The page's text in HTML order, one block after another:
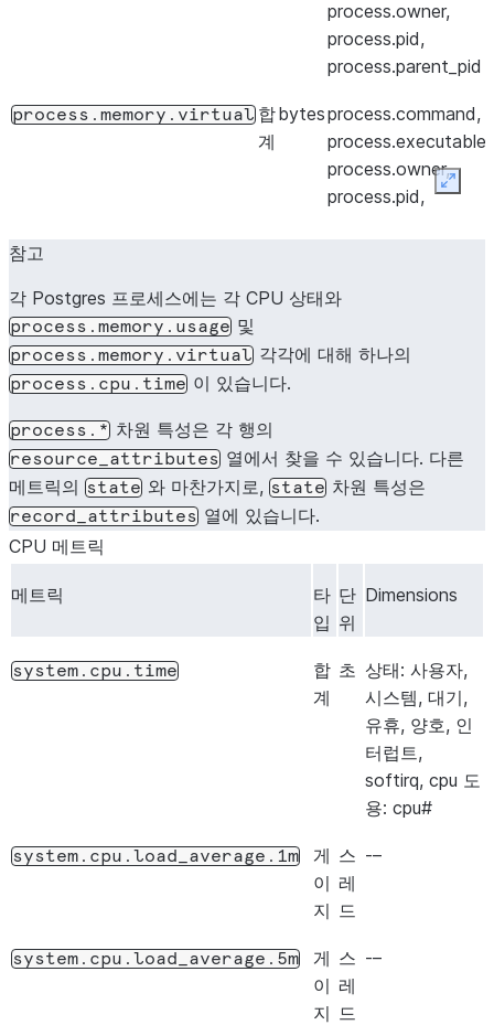
process.owner,
process.pid,
process.parent_pid
process.memory.virtual 합
계
bytesprocess.command,
process.owner,
process.pid,
참고
각 Postgres 프로세스에는 각 CPU 상태와
process.memory.usage 및
process.memory.virtual 각각에 대해 하나의
process.cpu.time 이 있습니다.
process.* 차원 특성은 각 행의
resource_attributes 열에서 찾을 수 있습니다. 다른
메트릭의 state 와 마찬가지로, state 차원 특성은
record_attributes 열에 있습니다.
CPU 메트릭
메트릭
타
입
단
위
Dimensions
system.cpu.time
합
계
초 상태: 사용자,
시스템, 대기,
유휴, 양호, 인
터럽트,
softirq, cpu 도
용: cpu#
system.cpu.load_average.1m
게
이
지
스
레
드
-–
system.cpu.load_average.5m
게
이
지
스
레
드
-–